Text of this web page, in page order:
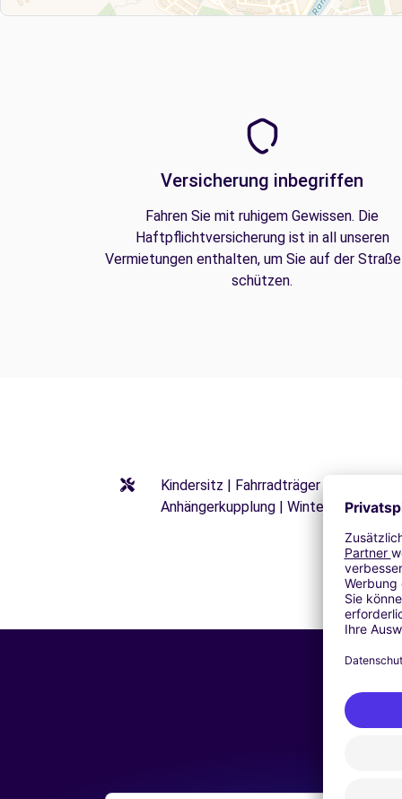
Versicherung inbegriffen
Fahren Sie mit ruhigem Gewissen. Die
Haftpflichtversicherung ist in all unseren
Vermietungen enthalten, um Sie auf der
schützen.
Kindersitz | Fahrradträger |
Anhängerkupplung | Winterreifen